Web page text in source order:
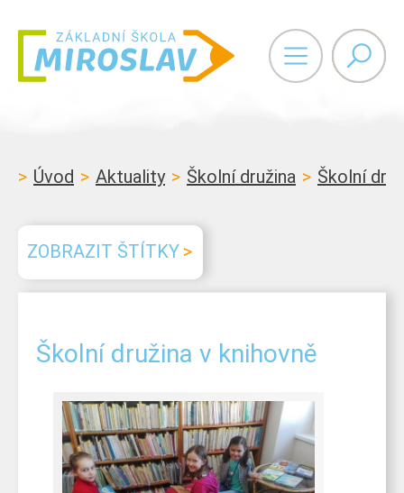
Úvod Aktuality Školní družina Školní
ZOBRAZIT ŠTÍTKY
Školní družina v knihovně